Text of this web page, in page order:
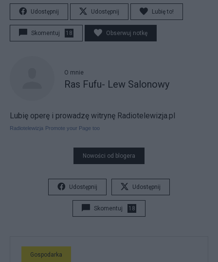
Udostępnij Udostępnij Lubię to!
Skomentuj 18 Obserwuj notkę
O mnie
Ras Fufu- Lew Salonowy
Lubię operę i prowadzę witrynę Radiotelewizja.pl
Radiotelewizja Promote your Page too
Nowości od blogera
Udostępnij Udostępnij
Skomentuj 18
Gospodarka